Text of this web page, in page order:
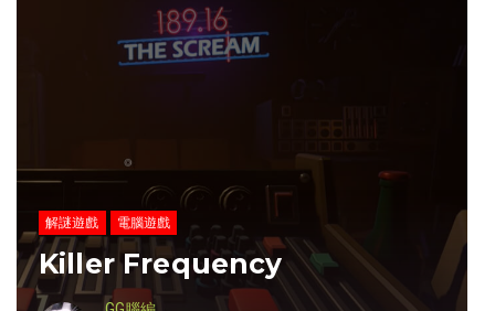
解謎遊戲 電腦遊戲
Killer Frequency